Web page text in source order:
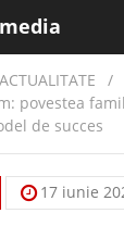
ACTUALITATE /
povestea
de succes
17 iunie